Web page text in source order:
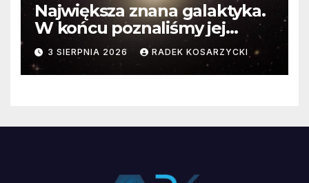
Największa znana galaktyka.
W końcu poznaliśmy jej
faktyczne wymiary
3 SIERPNIA 2026 RADEK KOSARZYCKI